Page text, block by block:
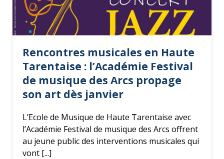
Rencontres musicales en Haute
Tarentaise : l’Académie Festival
de musique des Arcs propage
son art dès janvier
L’Ecole de Musique de Haute Tarentaise avec
l’Académie Festival de musique des Arcs offrent
au jeune public des interventions musicales qui
vont [...]